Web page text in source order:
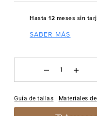
Hasta 12 meses sin
SABER MÁS
Guía de tallas Materiales